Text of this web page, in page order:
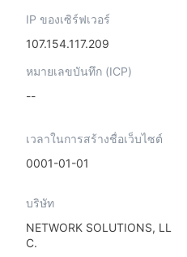
IP ของเซิร์ฟเวอร์
107.154.117.209
หมายเลขบันทึก (ICP)
--
เวลาในการสร้างชื่อเว็บไซต์
0001-01-01
บริษัท
NETWORK SOLUTIONS, LL
C.